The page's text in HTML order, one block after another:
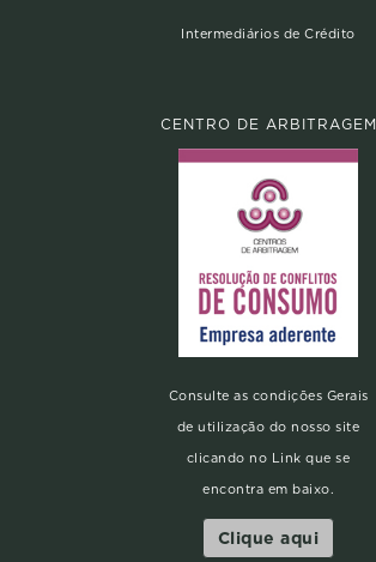
Intermediários de Crédito
CENTRO DE ARBITRAGEM
Consulte as condições Gerais
de utilização do nosso site
clicando no Link que se
encontra em baixo.
Clique aqui